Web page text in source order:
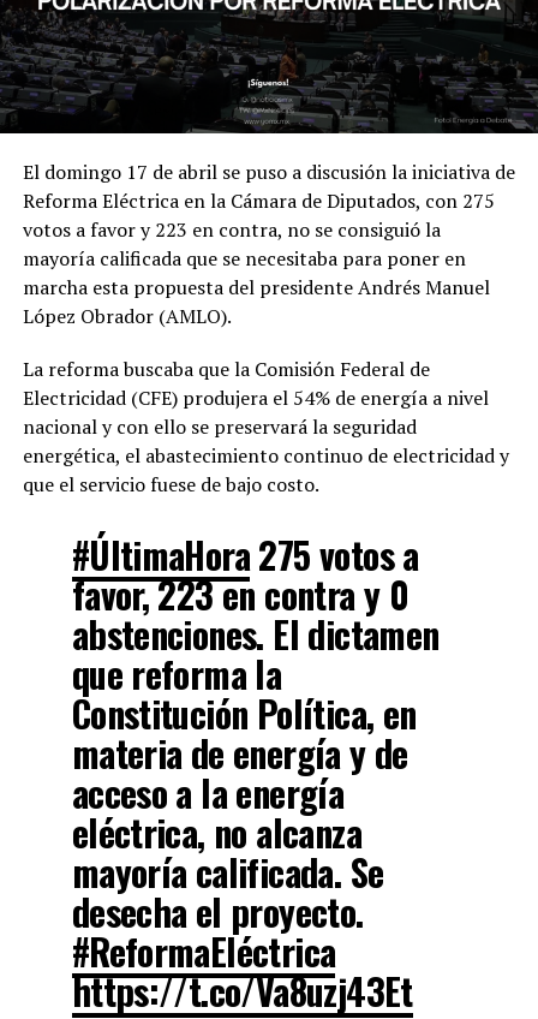
El domingo 17 de abril se puso a discusión la iniciativa de
Reforma Eléctrica en la Cámara de Diputados, con 275
votos a favor y 223 en contra, no se consiguió la
mayoría calificada que se necesitaba para poner en
marcha esta propuesta del presidente Andrés Manuel
López Obrador (AMLO).
La reforma buscaba que la Comisión Federal de
Electricidad (CFE) produjera el 54% de energía a nivel
nacional y con ello se preservará la seguridad
energética, el abastecimiento continuo de electricidad y
que el servicio fuese de bajo costo.
#ÚltimaHora275 votos a
favor, 223 en contra y 0
abstenciones. El dictamen
que reforma la
Constitución Política, en
materia de energía y de
acceso a la energía
eléctrica, no alcanza
mayoría calificada. Se
desecha el proyecto.
#ReformaEléctrica
https://t.co/Va8uzj43Et